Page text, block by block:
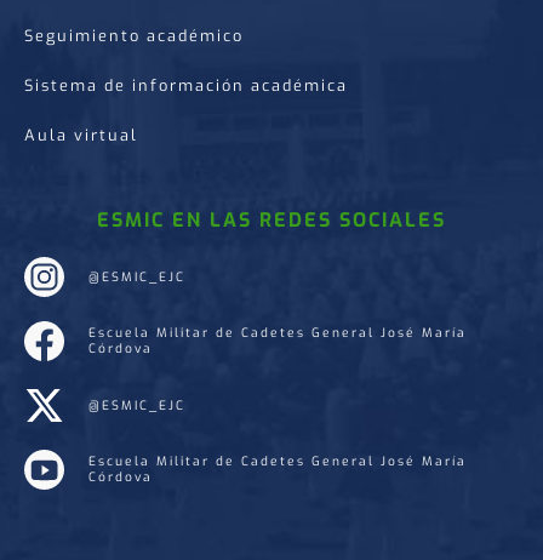
Seguimiento académico
Sistema de información académica
Aula virtual
ESMIC EN LAS REDES SOCIALES
@ESMIC_EJC
Escuela Militar de Cadetes General José María
Córdova
@ESMIC_EJC
Escuela Militar de Cadetes General José María
Córdova